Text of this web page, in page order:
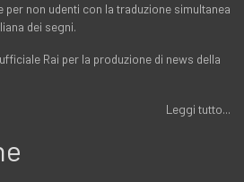
non udenti con la traduzione simultanea
dei segni.
Rai per la produzione di news della
Leggi tutto...